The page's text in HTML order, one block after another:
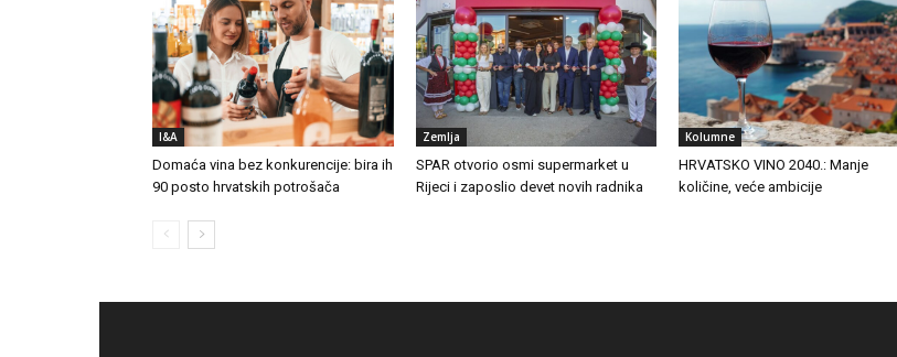
I&A
Domaća vina bez konkurencije: bira ih
90 posto hrvatskih potrošača
Zemlja
SPAR otvorio osmi supermarket u
Rijeci i zaposlio devet novih radnika
Kolumne
HRVATSKO VINO 2040.: Manje
količine, veće ambicije